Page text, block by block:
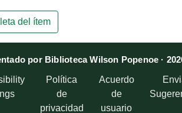
del ítem
por Biblioteca Wilson Popenoe ·
Política
de
privacidad
Acuerdo
de
usuario